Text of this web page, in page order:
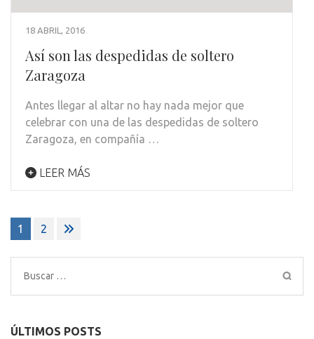
18 ABRIL, 2016
Así son las despedidas de soltero
Zaragoza
Antes llegar al altar no hay nada mejor que
celebrar con una de las despedidas de soltero
Zaragoza, en compañía …
LEER MÁS
Paginación
de
entradas
1 2
Buscar:
ÚLTIMOS POSTS